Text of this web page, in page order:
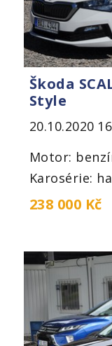
Škoda
Style
20.10.2020
Motor:
Karosérie:
238 000 Kč